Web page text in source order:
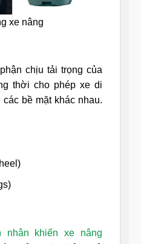
xe nâng
chịu tải trọng của
thời cho phép xe di
bề mặt khác nhau.
nhân khiến xe nâng